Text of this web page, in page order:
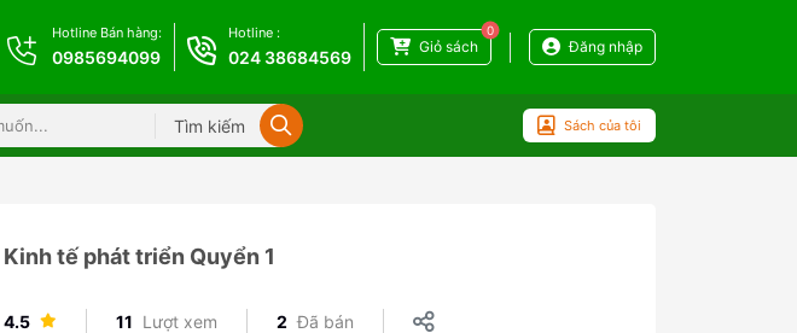
Hotline Bán hàng:
0985694099
Hotline :
024 38684569
0
Giỏ sách Đăng nhập
Tìm kiếm Sách của tôi
Kinh tế phát triển Quyển 1
4.5 11 Lượt xem 2 Đã bán